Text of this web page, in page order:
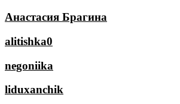
Анастасия Брагина
alitishka0
negoniika
liduxanchik